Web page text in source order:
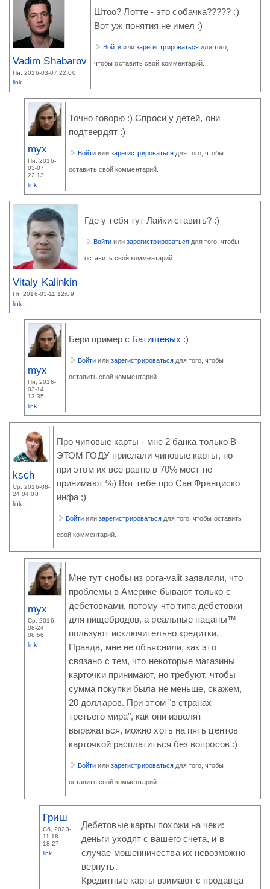
Vadim Shabarov
Пн, 2016-03-07 22:00
link
Штоо? Лотте - это собачка????? :)
Вот уж понятия не имел :)
Войти или зарегистрироваться для того,
чтобы оставить свой комментарий.
myx
Пн, 2016-
03-07
22:13
link
Точно говорю :) Спроси у детей, они
подтвердят :)
Войти или зарегистрироваться для того, чтобы
оставить свой комментарий.
Vitaly Kalinkin
Пт, 2016-03-11 12:09
link
Где у тебя тут Лайки ставить? :)
Войти или зарегистрироваться для того, чтобы
оставить свой комментарий.
myx
Пн, 2016-
03-14
13:35
link
Бери пример с Батищевых :)
Войти или зарегистрироваться для того, чтобы
оставить свой комментарий.
ksch
Ср, 2016-08-
24 04:08
link
Про чиповые карты - мне 2 банка только В
ЭТОМ ГОДУ прислали чиповые карты, но
при этом их все равно в 70% мест не
принимают %) Вот тебе про Сан Франциско
инфа ;)
Войти или зарегистрироваться для того, чтобы оставить
свой комментарий.
myx
Ср, 2016-
08-24
08:56
link
Мне тут снобы из pora-valit заявляли, что
проблемы в Америке бывают только с
дебетовками, потому что типа дебетовки
для нищебродов, а реальные пацаны™
пользуют исключительно кредитки.
Правда, мне не объяснили, как это
связано с тем, что некоторые магазины
карточки принимают, но требуют, чтобы
сумма покупки была не меньше, скажем,
20 долларов. При этом "в странах
третьего мира", как они изволят
выражаться, можно хоть на пять центов
карточкой расплатиться без вопросов :)
Войти или зарегистрироваться для того, чтобы
оставить свой комментарий.
Гриш
Сб, 2023-
11-18
18:27
link
Дебетовые карты похожи на чеки:
деньги уходят с вашего счета, и в
случае мошенничества их невозможно
вернуть.
Кредитные карты взимают с продавца